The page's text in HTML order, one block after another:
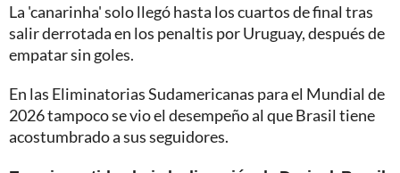
La 'canarinha' solo llegó hasta los cuartos de final tras
salir derrotada en los penaltis por Uruguay, después de
empatar sin goles.
En las Eliminatorias Sudamericanas para el Mundial de
2026 tampoco se vio el desempeño al que Brasil tiene
acostumbrado a sus seguidores.